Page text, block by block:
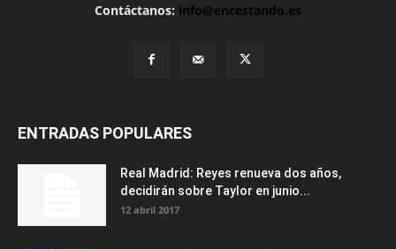
Contáctanos: info@encestando.es
ENTRADAS POPULARES
Real Madrid: Reyes renueva dos años,
decidirán sobre Taylor en junio...
12 abril 2017